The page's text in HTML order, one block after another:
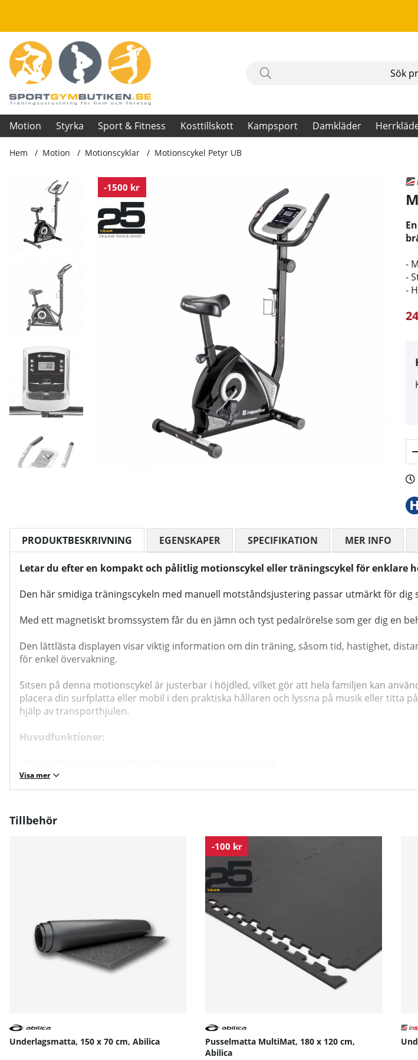
Motion Styrka Sport & Fitness Kosttillskott Kampsport Damkläder
Hem Motion Motionscyklar Motionscykel Petyr UB
-1500 kr
Produktbilder Motionscykel Petyr UB
-
-
-
PRODUKTBESKRIVNING
Letar du efter en kompakt och pålitlig motionscykel eller träningscykel för enklare
Den här smidiga träningscykeln med manuell motståndsjustering passar utmärkt för
Med ett magnetiskt bromssystem får du en jämn och tyst pedalrörelse som ger dig en
Den lättlästa displayen visar viktig information om din träning, såsom tid, hastighet,
för enkel övervakning.
Sitsen på denna motionscykel är justerbar i höjdled, vilket gör att hela familjen kan
placera din surfplatta eller mobil i den praktiska hållaren och lyssna på musik eller titta
hjälp av transporthjulen.
Huvudfunktioner:
- Magnetiskt bromssystem för tyst och jämn träning
- Justerbar sits för ökad komfort
- Display som visar tid, hastighet, distans, kalorier och puls
- Hållare för surfplatta och vattenflaska
inSPORTline Petyr UB är en utmärkt motionscykel för nybörjaren som vill träna hemma
Skapa en rolig och hälsosam träningsrutin med denna högkvalitativa träningscykel!
Visa mer
EGENSKAPER SPECIFIKATION MER INFO
Tillbehör
Underlagsmatta, 150 x 70 cm, Abilica
-100 kr
Pusselmatta MultiMat, 180 x 120 cm,
Abilica